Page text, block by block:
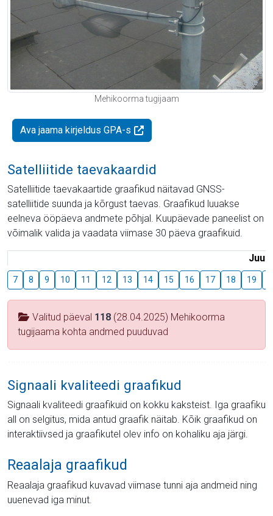
Mehikoorma tugijaam
Ava jaama kirjeldus GPA-s
Satelliitide taevakaardid
Satelliitide taevakaartide graafikud näitavad GNSS-
satelliitide suunda ja kõrgust taevas. Graafikud luuakse
eelneva ööpäeva andmete põhjal. Kuupäevade paneelist on
võimalik valida ja vaadata viimase 30 päeva graafikuid.
Juuli
7 8 9 10 11 12 13 14 15 16 17 18 19
Valitud päeval 118 (28.04.2025) Mehikoorma
tugijaama kohta andmed puuduvad
Signaali kvaliteedi graafikud
Signaali kvaliteedi graafikuid on kokku kaksteist. Iga graafiku
all on selgitus, mida antud graafik näitab. Kõik graafikud on
interaktiivsed ja graafikutel olev info on kohaliku aja järgi.
Reaalaja graafikud
Reaalaja graafikud kuvavad viimase tunni aja andmeid ning
uuenevad iga minut.